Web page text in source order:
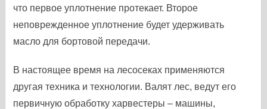
что первое уплотнение протекает. Второе
неповрежденное уплотнение будет удерживать
масло для бортовой передачи.
В настоящее время на лесосеках применяются
другая техника и технологии. Валят лес, ведут его
первичную обработку харвестеры – машины,